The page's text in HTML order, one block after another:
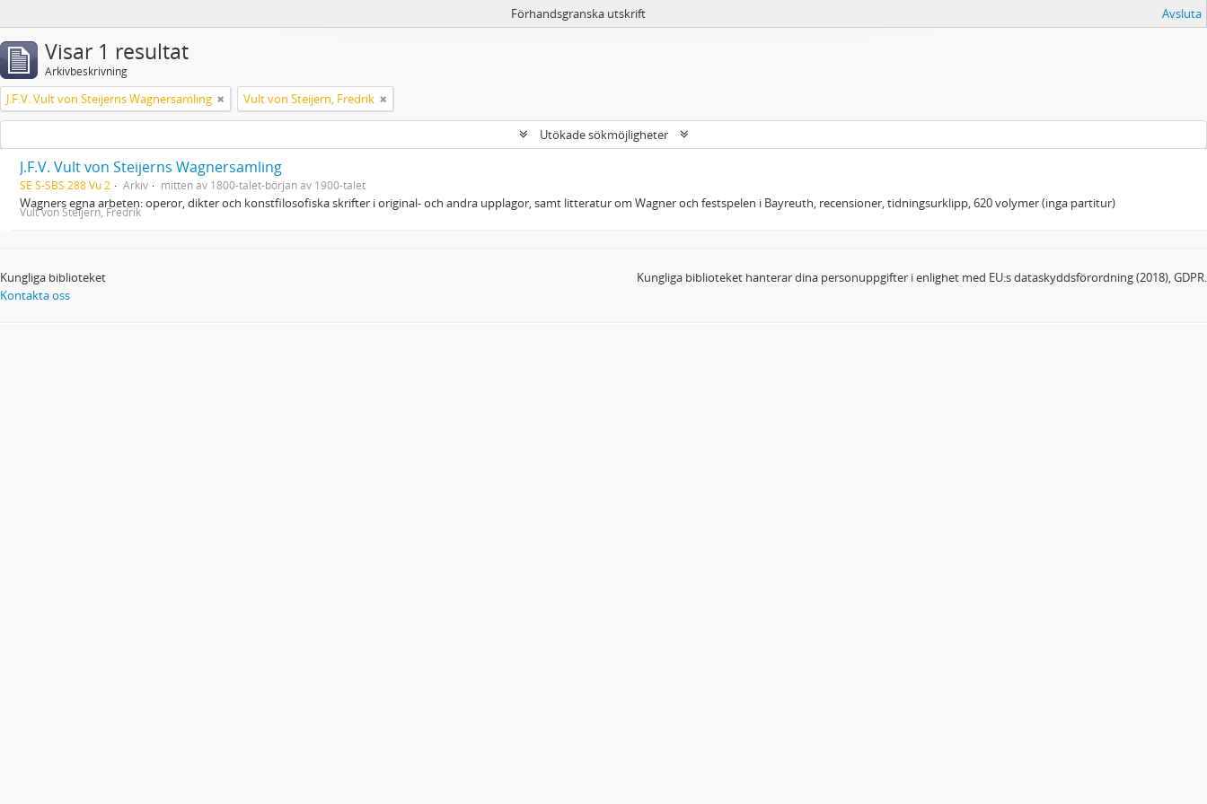
Förhandsgranska utskrift Avsluta
Visar 1 resultat
Arkivbeskrivning
J.F.V. Vult von Steijerns Wagnersamling Vult von Steijern, Fredrik
Utökade sökmöjligheter
J.F.V. Vult von Steijerns Wagnersamling
SE S-SBS 288 Vu 2 Arkiv mitten av 1800-talet-början av 1900-talet
Wagners egna arbeten: operor, dikter och konstfilosofiska skrifter i original- och andra upplagor, samt litteratur om Wagner och festspelen i Bayreuth, recensioner, tidningsurklipp, 620 volymer (inga partitur)
Vult von Steijern, Fredrik
Kungliga biblioteket
Kontakta oss
Kungliga biblioteket hanterar dina personuppgifter i enlighet med EU:s dataskyddsförordning (2018), GDPR.